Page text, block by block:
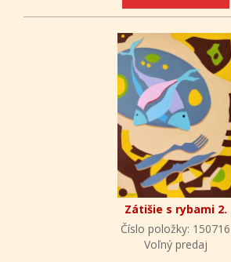
Zátišie s rybami 2.
Číslo položky: 150716
Voľný predaj